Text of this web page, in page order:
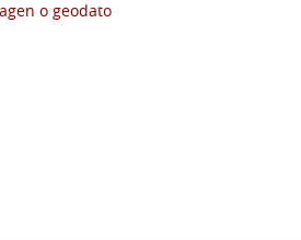
o geodato